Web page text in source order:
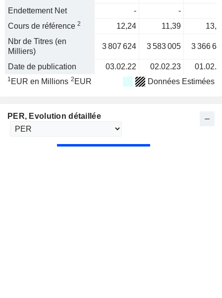
Endettement Net
-
-
Cours de référence 2 12,24 11,39
Nbr de Titres (en
Milliers)
3 807 624 3 583 005 3 366
Date de publication 03.02.22 02.02.23
1 EUR en Millions 2 EUR Données Estimées
PER, Evolution détaillée